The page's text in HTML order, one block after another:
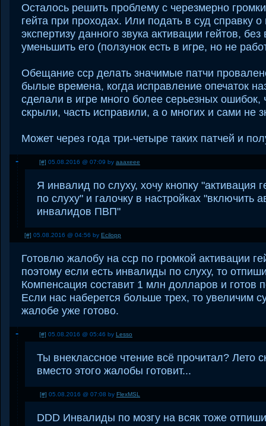
Осталось решить проблему с черезмерно
гейта при проходах. Или подать в суд справку
экспертизу данного звука активации гейтов,
уменьшить его (ползунок есть в игре, но не
Обещание сср делать значимые патчи
былые времена, когда исправление опечаток
сделали в игре много более серьезных ошибок,
скрыли, часть исправили, а о многих и сами не
Может через года три-четыре таких патчей и
[#] 05.08.2016 @ 07:09 by aaaxeee
Я инвалид по слуху, хочу кнопку "активация
по слуху" и галочку в настройках "включить
инвалидов ПВП"
[#] 05.08.2016 @ 04:56 by Ecilopp
Готовлю жалобу на сср по громкой активации
поэтому если есть инвалиды по слуху, то
Компенсация составит 1 млн долларов и готов
Если нас наберется больше трех, то увеличим
жалобе уже готово.
[#] 05.08.2016 @ 05:46 by Lesso
Ты внеклассное чтение всё прочитал? Лето
вместо этого жалобы готовит...
[#] 05.08.2016 @ 07:08 by FlexMSL
DDD Инвалиды по мозгу на всяк тоже